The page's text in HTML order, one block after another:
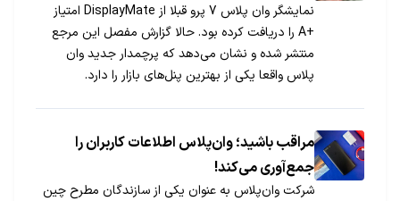
نمایشگر وان پلاس 7 پرو قبلا از DisplayMate امتیاز
+A را دریافت کرده بود. حالا گزارش مفصل این مرجع
منتشر شده و نشان می‌دهد که پرچمدار جدید وان
پلاس واقعا یکی از بهترین پنل‌های بازار را دارد.
مراقب باشید؛ وان‌پلاس اطلاعات کاربران را
جمع‌آوری می‌کند!
شرکت وان‌پلاس به عنوان یکی از سازندگان مطرح چین